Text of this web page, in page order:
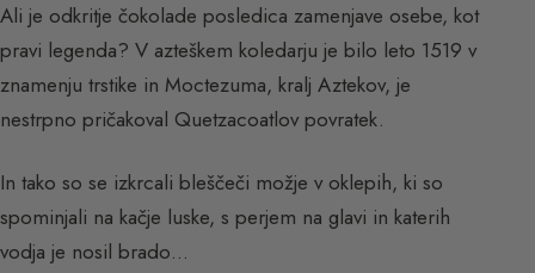
Ali je odkritje čokolade posledica zamenjave osebe, kot
pravi legenda? V azteškem koledarju je bilo leto 1519 v
znamenju trstike in Moctezuma, kralj Aztekov, je
nestrpno pričakoval Quetzacoatlov povratek.
In tako so se izkrcali bleščeči možje v oklepih, ki so
spominjali na kačje luske, s perjem na glavi in katerih
vodja je nosil brado…